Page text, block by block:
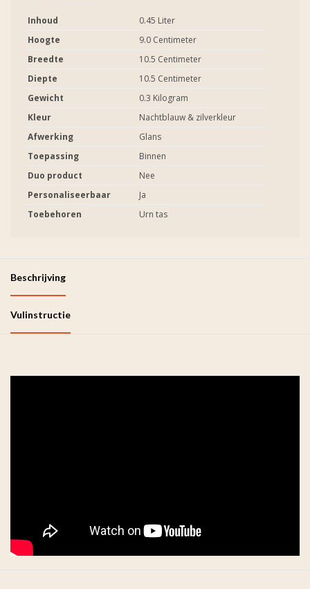
Inhoud
0.45 Liter
Hoogte
9.0 Centimeter
Breedte
10.5 Centimeter
Diepte
10.5 Centimeter
Gewicht
0.3 Kilogram
Kleur
Nachtblauw & zilverkleur
Afwerking
Glans
Toepassing
Binnen
Duo product
Nee
Personaliseerbaar
Ja
Toebehoren
Urn tas
Beschrijving
Vulinstructie